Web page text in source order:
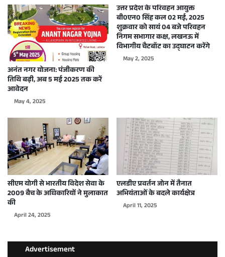
अनंत नगर योजना: पंजीकरण की
तिथि बढ़ी, अब 5 मई 2025 तक करें
आवेदन
May 4, 2025
उत्तर प्रदेश के परिवहन आयुक्त
बी0एन0 सिंह कल 02 मई, 2025
शुक्रवार को सायं 04 बजे परिवहन
निगम सभागार कक्ष, लखनऊ में
विभागीय चैटबॉट का उद्घाटन करेंगे
May 2, 2025
सीएम योगी से भारतीय विदेश सेवा के
2009 बैच के अधिकारियों ने मुलाकात
की
April 24, 2025
एलडीए प्रवर्तन जोन में तैनात
अभियंताओं के बदले कार्यक्षेत्र
April 11, 2025
Advertisement